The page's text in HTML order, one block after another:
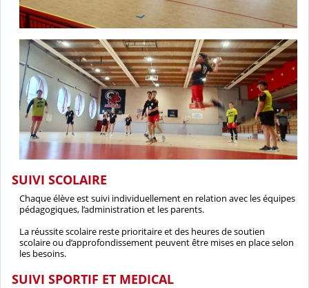
SUIVI SCOLAIRE
Chaque élève est suivi individuellement en relation avec les équipes
pédagogiques, l’administration et les parents.
La réussite scolaire reste prioritaire et des heures de soutien
scolaire ou d’approfondissement peuvent être mises en place selon
les besoins.
SUIVI SPORTIF ET MEDICAL